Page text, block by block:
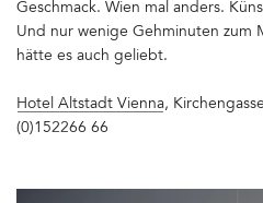
Geschmack. Wien mal anders.
Und nur wenige Gehminuten zum
hätte es auch geliebt.
Hotel Altstadt Vienna,
(0)152266 66